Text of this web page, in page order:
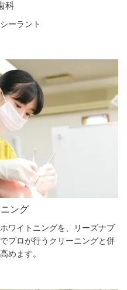
科
ーラント
ング
ワイトニングを、リーズナブ
プロが行うクリーニングと併
めます。